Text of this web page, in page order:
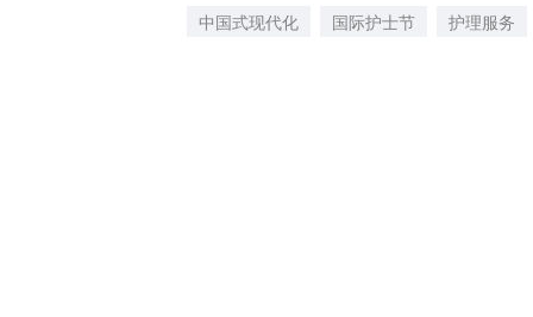
中国式现代化 国际护士节 护理服务